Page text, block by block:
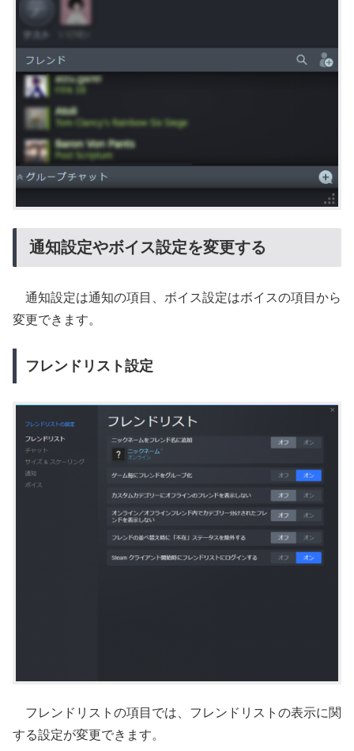
通知設定やボイス設定を変更する
通知設定は通知の項目、ボイス設定はボイスの項目から
変更できます。
フレンドリスト設定
フレンドリストの項目では、フレンドリストの表示に関
する設定が変更できます。